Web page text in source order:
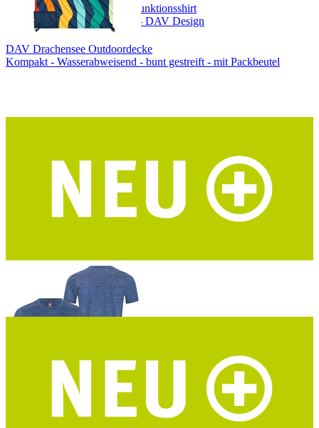
DAV Hocheisspitze Herren Funktionsshirt
Merino-Tencel® – blau/grau – DAV Design
DAV Drachensee Outdoordecke
Kompakt - Wasserabweisend - bunt gestreift - mit Packbeutel
DAV Hochthron Damen Funktionsshirt
Merino-Tencel® – marine – DAV Design